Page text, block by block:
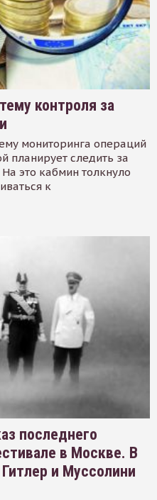
контроля за
мониторинга операций
планирует следить за
это кабмин толкнуло
к
последнего
в Москве. В
и Муссолини